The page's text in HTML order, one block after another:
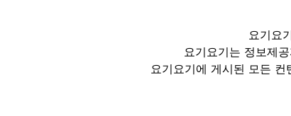
요기요
요기요기는 정보제
요기요기에 게시된 모든